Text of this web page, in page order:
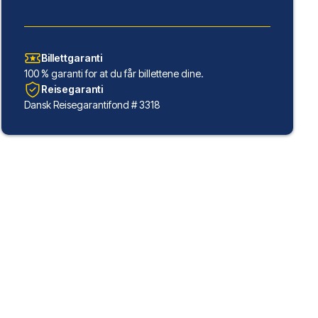
Billettgaranti
100 % garanti for at du får billettene dine.
Reisegaranti
Dansk Reisegarantifond # 3318